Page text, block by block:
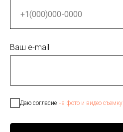
Ваш e-mail
Даю согласие на фото и видео съемку